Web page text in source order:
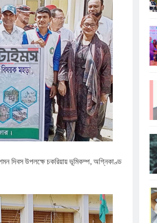
দিবস উপলক্ষে চকরিয়ায় ভূমিকম্প, অগ্নিকাণ্ড